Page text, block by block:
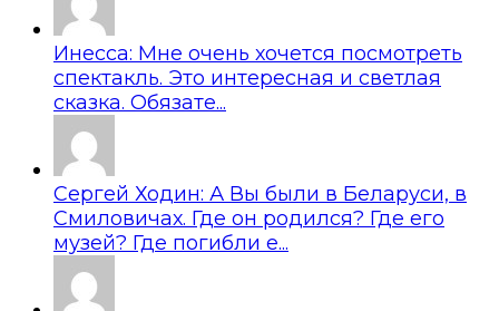
Инесса: Мне очень хочется посмотреть
спектакль. Это интересная и светлая
сказка. Обязате...
Сергей Ходин: А Вы были в Беларуси, в
Смиловичах. Где он родился? Где его
музей? Где погибли е...